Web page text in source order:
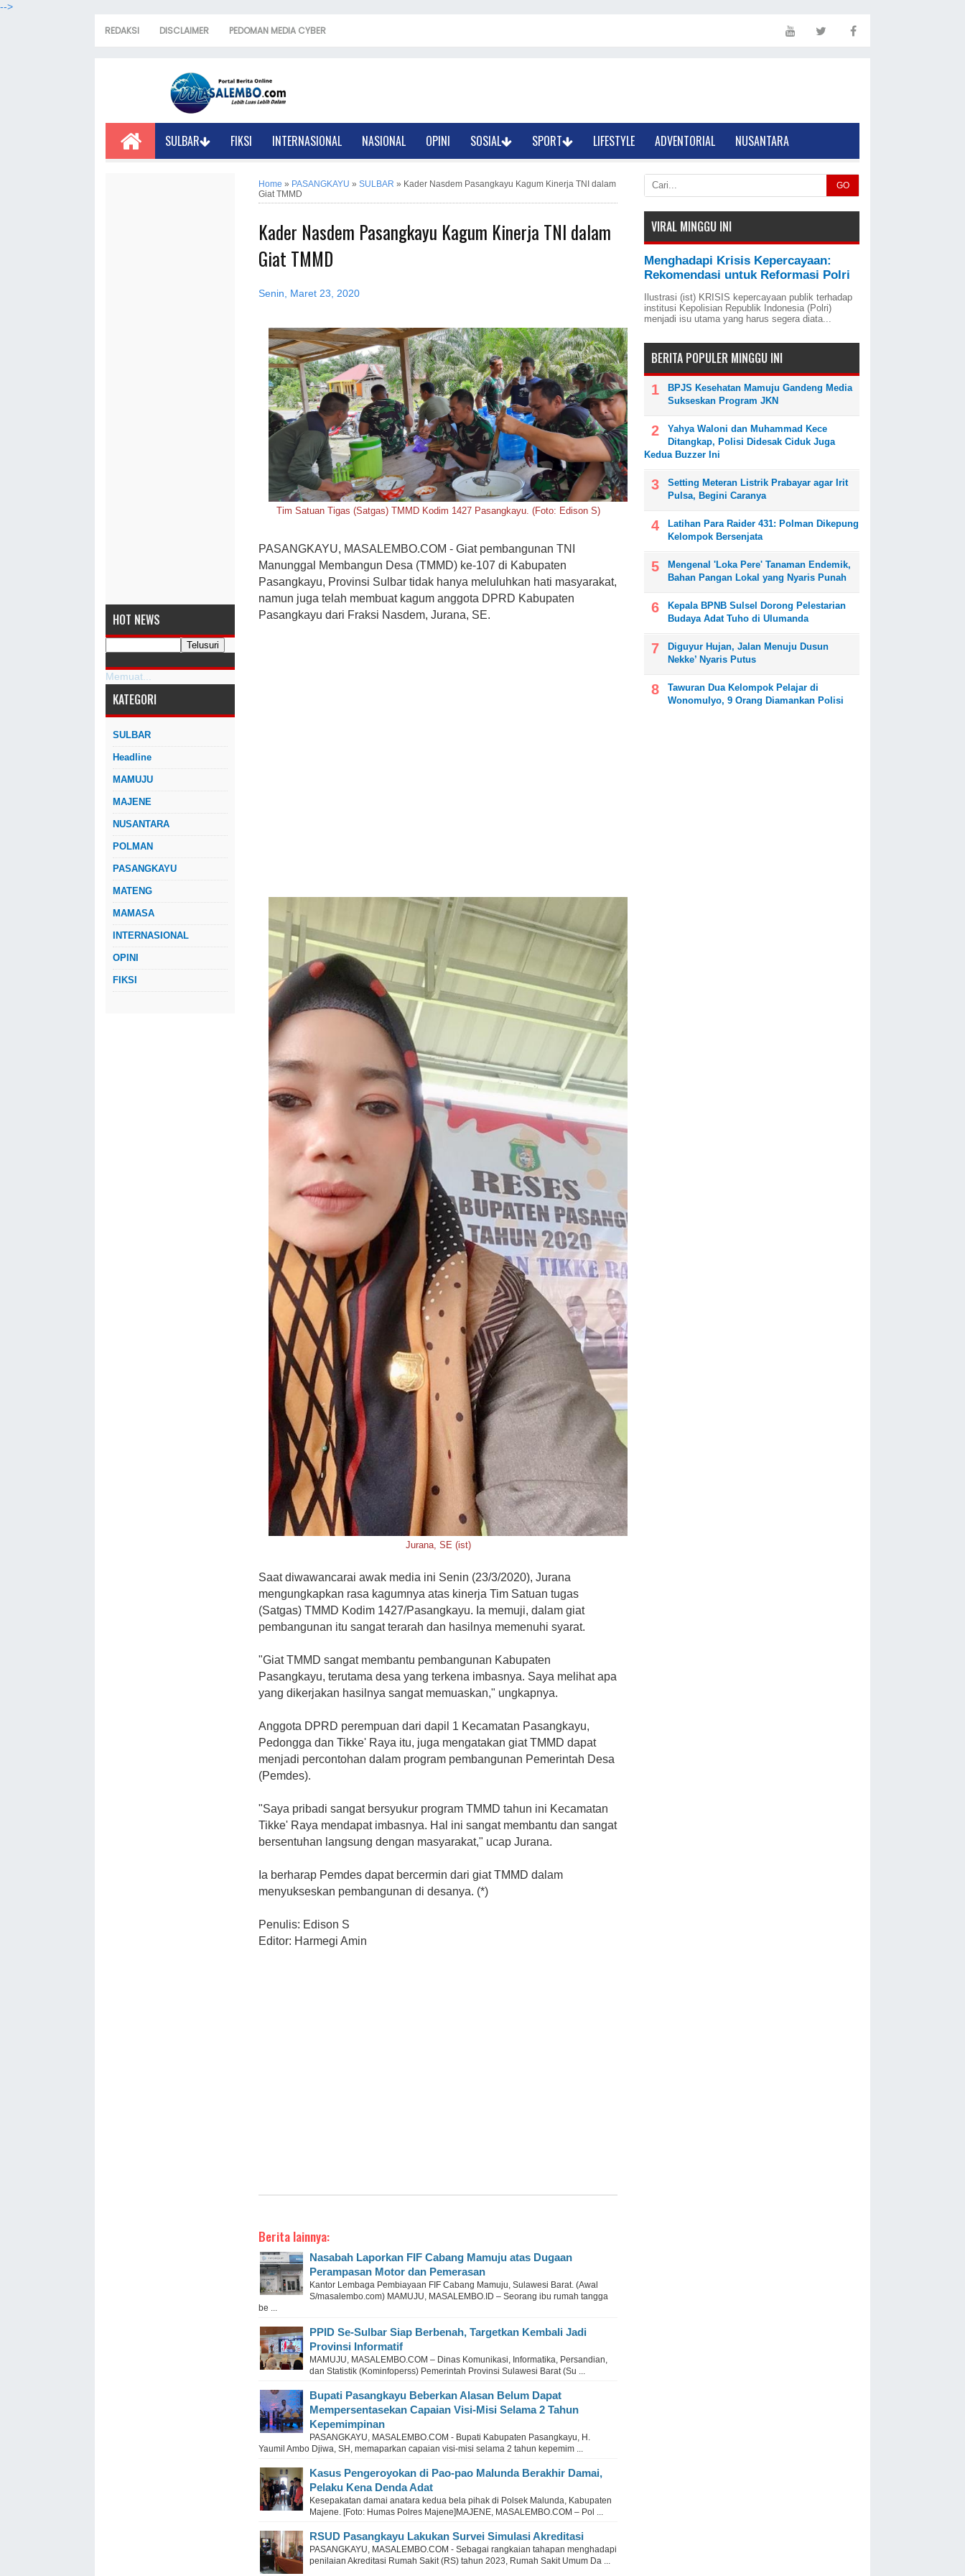
-->
REDAKSI DISCLAIMER PEDOMAN MEDIA CYBER
SULBAR FIKSI INTERNASIONAL NASIONAL OPINI SOSIAL SPORT LIFESTYLE ADVENTORIAL NUSANTARA
HOT NEWS
Memuat...
KATEGORI
SULBAR
Headline
MAMUJU
MAJENE
NUSANTARA
POLMAN
PASANGKAYU
MATENG
MAMASA
INTERNASIONAL
OPINI
FIKSI
Home » PASANGKAYU » SULBAR » Kader Nasdem Pasangkayu Kagum Kinerja TNI dalam
Giat TMMD
Kader Nasdem Pasangkayu Kagum Kinerja TNI dalam
Giat TMMD
Senin, Maret 23, 2020
Tim Satuan Tigas (Satgas) TMMD Kodim 1427 Pasangkayu. (Foto: Edison S)
PASANGKAYU, MASALEMBO.COM - Giat pembangunan TNI
Manunggal Membangun Desa (TMMD) ke-107 di Kabupaten
Pasangkayu, Provinsi Sulbar tidak hanya meluluhkan hati masyarakat,
namun juga telah membuat kagum anggota DPRD Kabupaten
Pasangkayu dari Fraksi Nasdem, Jurana, SE.
Jurana, SE (ist)
Saat diwawancarai awak media ini Senin (23/3/2020), Jurana
mengungkapkan rasa kagumnya atas kinerja Tim Satuan tugas
(Satgas) TMMD Kodim 1427/Pasangkayu. Ia memuji, dalam giat
pembangunan itu sangat terarah dan hasilnya memenuhi syarat.
"Giat TMMD sangat membantu pembangunan Kabupaten
Pasangkayu, terutama desa yang terkena imbasnya. Saya melihat apa
yang dikerjakan hasilnya sangat memuaskan," ungkapnya.
Anggota DPRD perempuan dari dapil 1 Kecamatan Pasangkayu,
Pedongga dan Tikke' Raya itu, juga mengatakan giat TMMD dapat
menjadi percontohan dalam program pembangunan Pemerintah Desa
(Pemdes).
"Saya pribadi sangat bersyukur program TMMD tahun ini Kecamatan
Tikke' Raya mendapat imbasnya. Hal ini sangat membantu dan sangat
bersentuhan langsung dengan masyarakat," ucap Jurana.
Ia berharap Pemdes dapat bercermin dari giat TMMD dalam
menyukseskan pembangunan di desanya. (*)
Penulis: Edison S
Editor: Harmegi Amin
Berita lainnya:
Nasabah Laporkan FIF Cabang Mamuju atas Dugaan
Perampasan Motor dan Pemerasan
Kantor Lembaga Pembiayaan FIF Cabang Mamuju, Sulawesi Barat. (Awal
S/masalembo.com) MAMUJU, MASALEMBO.ID – Seorang ibu rumah tangga
be ...
PPID Se-Sulbar Siap Berbenah, Targetkan Kembali Jadi
Provinsi Informatif
MAMUJU, MASALEMBO.COM – Dinas Komunikasi, Informatika, Persandian,
dan Statistik (Kominfoperss) Pemerintah Provinsi Sulawesi Barat (Su ...
Bupati Pasangkayu Beberkan Alasan Belum Dapat
Mempersentasekan Capaian Visi-Misi Selama 2 Tahun
Kepemimpinan
PASANGKAYU, MASALEMBO.COM - Bupati Kabupaten Pasangkayu, H.
Yaumil Ambo Djiwa, SH, memaparkan capaian visi-misi selama 2 tahun kepemim ...
Kasus Pengeroyokan di Pao-pao Malunda Berakhir Damai,
Pelaku Kena Denda Adat
Kesepakatan damai anatara kedua bela pihak di Polsek Malunda, Kabupaten
Majene. [Foto: Humas Polres Majene]MAJENE, MASALEMBO.COM – Pol ...
RSUD Pasangkayu Lakukan Survei Simulasi Akreditasi
PASANGKAYU, MASALEMBO.COM - Sebagai rangkaian tahapan menghadapi
penilaian Akreditasi Rumah Sakit (RS) tahun 2023, Rumah Sakit Umum Da ...
GO
VIRAL MINGGU INI
Menghadapi Krisis Kepercayaan:
Rekomendasi untuk Reformasi Polri
Ilustrasi (ist) KRISIS kepercayaan publik terhadap
institusi Kepolisian Republik Indonesia (Polri)
menjadi isu utama yang harus segera diata...
BERITA POPULER MINGGU INI
BPJS Kesehatan Mamuju Gandeng Media
Sukseskan Program JKN
Yahya Waloni dan Muhammad Kece
Ditangkap, Polisi Didesak Ciduk Juga
Kedua Buzzer Ini
Setting Meteran Listrik Prabayar agar Irit
Pulsa, Begini Caranya
Latihan Para Raider 431: Polman Dikepung
Kelompok Bersenjata
Mengenal 'Loka Pere' Tanaman Endemik,
Bahan Pangan Lokal yang Nyaris Punah
Kepala BPNB Sulsel Dorong Pelestarian
Budaya Adat Tuho di Ulumanda
Diguyur Hujan, Jalan Menuju Dusun
Nekke’ Nyaris Putus
Tawuran Dua Kelompok Pelajar di
Wonomulyo, 9 Orang Diamankan Polisi